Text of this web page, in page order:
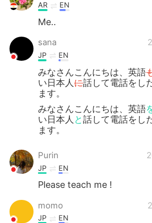
Português
AR EN
Me..
sana
JP EN
みなさんこんにちは、英語
い日本人に話して電話をし
ます。
みなさんこんにちは、英語
い日本人 と話して電話をし
ます。
Purin
JP EN
Please teach me !
momo
JP EN